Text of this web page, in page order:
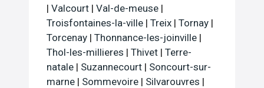
| Valcourt | Val-de-meuse |
Troisfontaines-la-ville | Treix | Tornay |
Torcenay | Thonnance-les-joinville |
Thol-les-millieres | Thivet | Terre-
natale | Suzannecourt | Soncourt-sur-
marne | Sommevoire | Silvarouvres |